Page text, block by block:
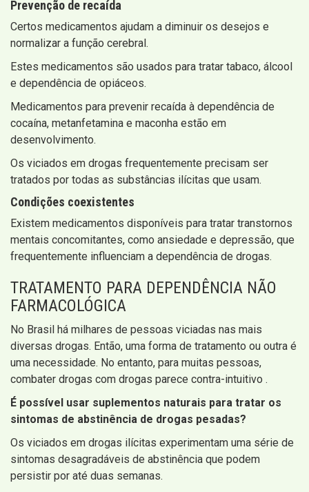
Prevenção de recaída
Certos medicamentos ajudam a diminuir os desejos e
normalizar a função cerebral.
Estes medicamentos são usados ​​para tratar tabaco, álcool
e dependência de opiáceos.
Medicamentos para prevenir recaída à dependência de
cocaína, metanfetamina e maconha estão em
desenvolvimento.
Os viciados em drogas frequentemente precisam ser
tratados por todas as substâncias ilícitas que usam.
Condições coexistentes
Existem medicamentos disponíveis para tratar transtornos
mentais concomitantes, como ansiedade e depressão, que
frequentemente influenciam a dependência de drogas.
TRATAMENTO PARA DEPENDÊNCIA NÃO
FARMACOLÓGICA
No Brasil há milhares de pessoas viciadas nas mais
diversas drogas. Então, uma forma de tratamento ou outra é
uma necessidade. No entanto, para muitas pessoas,
combater drogas com drogas parece contra-intuitivo .
É possível usar suplementos naturais para tratar os
sintomas de abstinência de drogas pesadas?
Os viciados em drogas ilícitas experimentam uma série de
sintomas desagradáveis ​​de abstinência que podem
persistir por até duas semanas.